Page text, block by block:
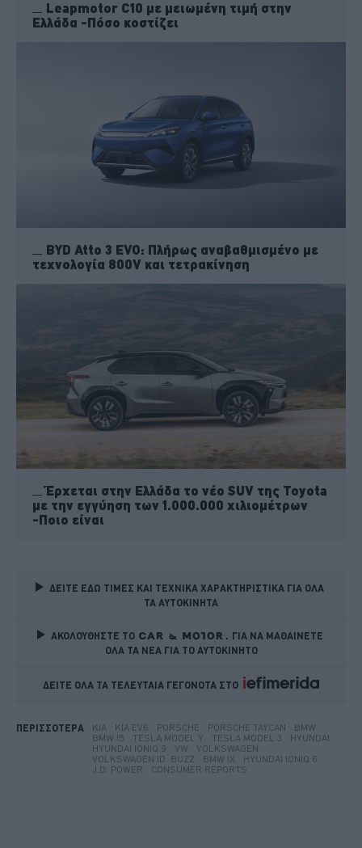
Leapmotor C10 με μειωμένη τιμή στην
Ελλάδα -Πόσο κοστίζει
BYD Atto 3 EVO: Πλήρως αναβαθμισμένο με
τεχνολογία 800V και τετρακίνηση
Έρχεται στην Ελλάδα το νέο SUV της Toyota
με την εγγύηση των 1.000.000 χιλιομέτρων
-Ποιο είναι
ΔΕΙΤΕ ΕΔΩ ΤΙΜΕΣ ΚΑΙ ΤΕΧΝΙΚΑ ΧΑΡΑΚΤΗΡΙΣΤΙΚΑ ΓΙΑ ΟΛΑ
ΤΑ ΑΥΤΟΚΙΝΗΤΑ
ΑΚΟΛΟΥΘΗΣΤΕ ΤΟ
ΓΙΑ ΝΑ ΜΑΘΑΙΝΕΤΕ
ΟΛΑ ΤΑ ΝΕΑ ΓΙΑ ΤΟ ΑΥΤΟΚΙΝΗΤΟ
ΔΕΙΤΕ ΟΛΑ ΤΑ ΤΕΛΕΥΤΑΙΑ ΓΕΓΟΝΟΤΑ ΣΤΟ
ΠΕΡΙΣΣΟΤΕΡΑ KIA KIA EV6 PORSCHE PORSCHE TAYCAN
BMW
BMW I5
TESLA MODEL Y TESLA MODEL 3
HYUNDAI
HYUNDAI IONIQ 9
VW
VOLKSWAGEN
VOLKSWAGEN ID. BUZZ
BMW IX
HYUNDAI IONIQ 6
J.D. POWER
CONSUMER REPORTS